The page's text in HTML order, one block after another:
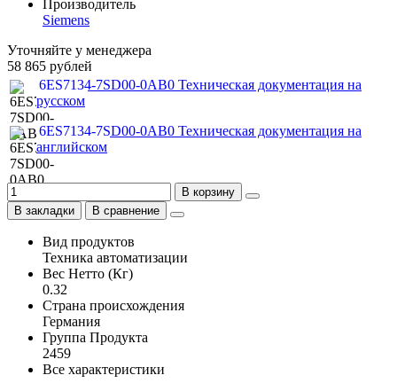
Производитель
Siemens
Уточняйте у менеджера
58 865 рублей
6ES7134-7SD00-0AB0 Техническая документация на
русском
6ES7134-7SD00-0AB0 Техническая документация на
английском
В корзину
В закладки
В сравнение
Вид продуктов
Техника автоматизации
Вес Нетто (Кг)
0.32
Страна происхождения
Германия
Группа Продукта
2459
Все характеристики